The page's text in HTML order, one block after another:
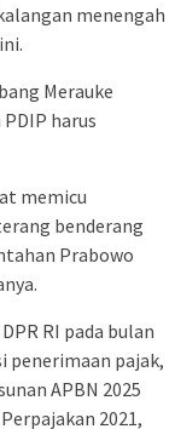
menengah
Merauke
harus
memicu
benderang
Prabowo
RI pada bulan
penerimaan pajak,
APBN 2025
2021,